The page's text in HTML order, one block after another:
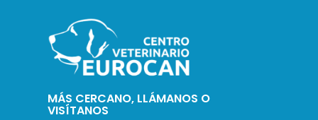
MÁS CERCANO, LLÁMANOS O
VISÍTANOS